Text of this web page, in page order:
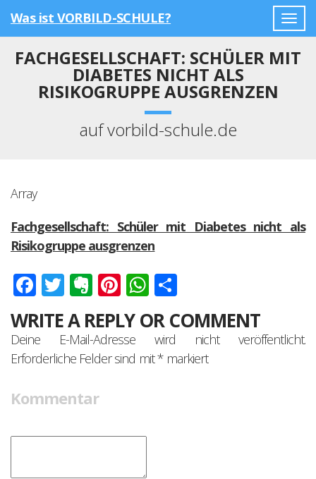
Was ist VORBILD-SCHULE?
FACHGESELLSCHAFT: SCHÜLER MIT
DIABETES NICHT ALS
RISIKOGRUPPE AUSGRENZEN
auf vorbild-schule.de
Array
Fachgesellschaft: Schüler mit Diabetes nicht als
Risikogruppe ausgrenzen
Facebook
Twitter
Evernote
Pinterest
WhatsApp
WRITE A REPLY OR COMMENT
Deine E-Mail-Adresse wird nicht veröffentlicht.
Erforderliche Felder sind mit*markiert
Kommentar